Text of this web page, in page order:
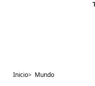
Inicio> Mundo